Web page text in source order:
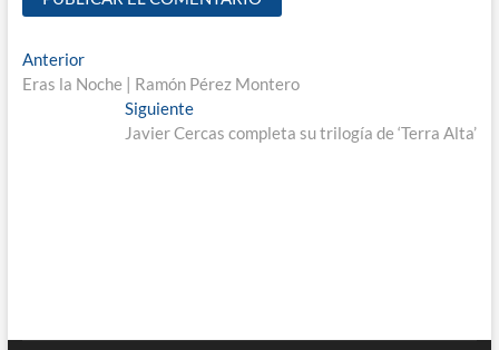
Navegación
de
entradas
AnteriorEntrada
anterior:
Eras la Noche | Ramón Pérez Montero
SiguienteEntrada
siguiente:
Javier Cercas completa su trilogía de ‘Terra Alta’